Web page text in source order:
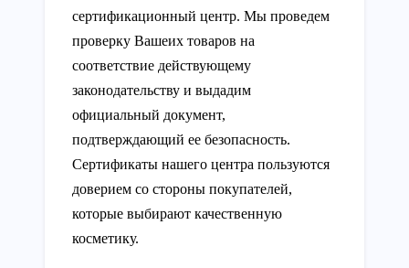
сертификационный центр. Мы проведем
проверку Вашеих товаров на
соответствие действующему
законодательству и выдадим
официальный документ,
подтверждающий ее безопасность.
Сертификаты нашего центра пользуются
доверием со стороны покупателей,
которые выбирают качественную
косметику.